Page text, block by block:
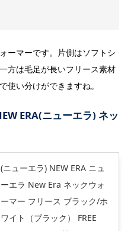
ーマーです。片側はソフトシ
方は毛足が長いフリース素材
使い分けができますね。
ERA(ニューエラ) ネッ
(ニューエラ) NEW ERA ニュ
ーエラ New Era ネックウォ
ーマー フリース ブラック/ホ
ワイト（ブラック） FREE